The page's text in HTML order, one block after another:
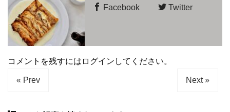
Facebook Twitter
コメントを残すにはログインしてください。
« Prev Next »